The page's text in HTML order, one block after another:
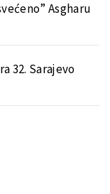
Asgharu
32. Sarajevo